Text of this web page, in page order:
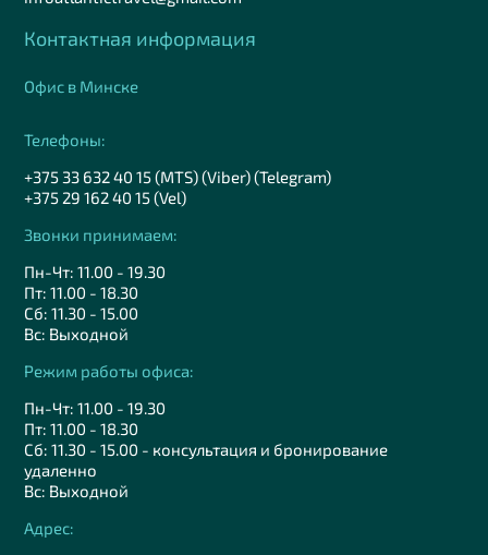
Контактная информация
Офис в Минске
Телефоны:
+375 33 632 40 15 (MTS) (Viber) (Telegram)
+375 29 162 40 15 (Vel)
Звонки принимаем:
Пн-Чт: 11.00 - 19.30
Пт: 11.00 - 18.30
Сб: 11.30 - 15.00
Вс: Выходной
Режим работы офиса:
Пн-Чт: 11.00 - 19.30
Пт: 11.00 - 18.30
Сб: 11.30 - 15.00 - консультация и бронирование
удаленно
Вс: Выходной
Адрес: